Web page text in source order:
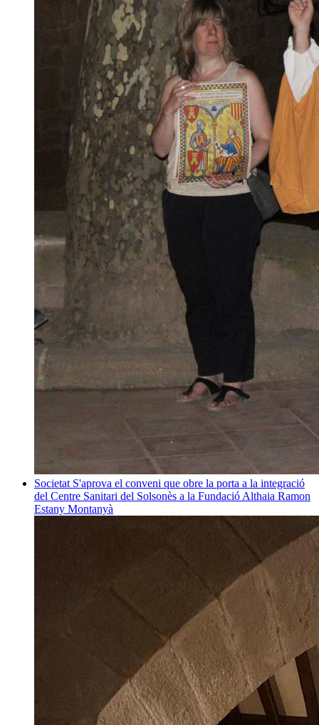
Societat S'aprova el conveni que obre la porta a la integració
del Centre Sanitari del Solsonès a la Fundació Althaia Ramon
Estany Montanyà